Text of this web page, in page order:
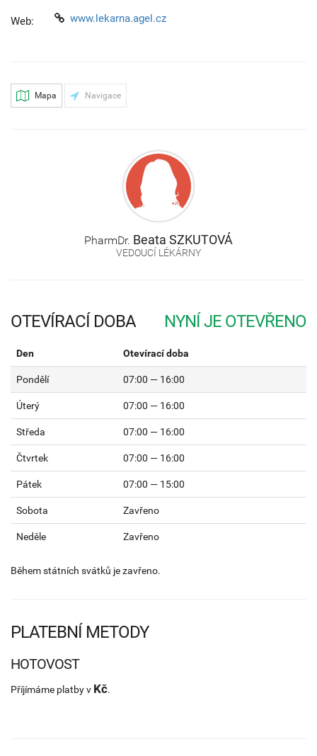
Web: www.lekarna.agel.cz
Mapa Navigace
PharmDr. Beata SZKUTOVÁ
VEDOUCÍ LÉKÁRNY
OTEVÍRACÍ DOBA
Den Otevírací doba
Pondělí 07:00 — 16:00
Úterý 07:00 — 16:00
Středa 07:00 — 16:00
Čtvrtek 07:00 — 16:00
Pátek 07:00 — 15:00
Sobota Zavřeno
Neděle Zavřeno
Během státních svátků je zavřeno.
PLATEBNÍ METODY
HOTOVOST
Příjímáme platby v Kč.